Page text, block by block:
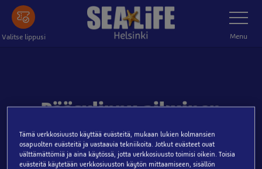
Tästä
pääsisältöön
Valitse lippusi
Toggle
Navigation
Menu
Pääsylippu aikuinen
(2.1.2023 alkaen)
Tämä verkkosivusto käyttää evästeitä, mukaan lukien kolmansien
osapuolten evästeitä ja vastaavia tekniikoita. Jotkut evästeet ovat
välttämättömiä ja aina käytössä, jotta verkkosivusto toimisi oikein. Toisia
evästeitä käytetään verkkosivuston käytön mittaamiseen, sisällön